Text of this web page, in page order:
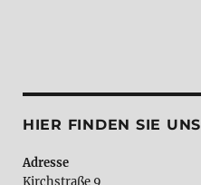
HIER FINDEN SIE UNS
Adresse
Kirchstraße 9